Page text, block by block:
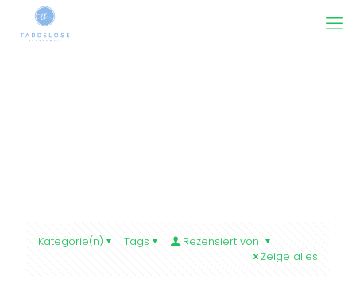
Kategorie(n) Tags
Rezensiert von
Zeige alles